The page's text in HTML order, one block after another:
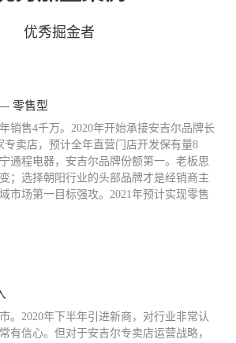
优秀掘金者
零售型
销售4千万。2020年开始承接安吉尔品牌长
专卖店，预计全年直营门店开发保有量8
通程电器，安吉尔品牌份额第一。老板思
；选择朝阳行业的头部品牌才是经销商主
市场第一目标强攻。2021年预计实现零售
。2020年下半年引进新商，对行业非常认
有信心。但对于安吉尔专卖店运营战略，